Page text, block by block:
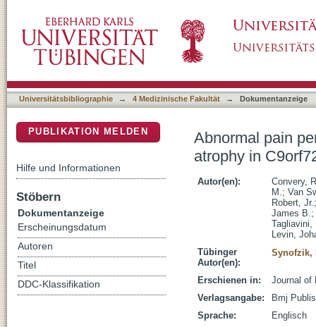
carriers in the GENFI cohort
Universitätsbibliographie → 4 Medizinische Fakultät → Dokumentanzeige
Abnormal pain
atrophy in
Autor(en):
Convery,
M.; Van
Robert, Jr.
James B.;
Tagliavini,
Levin,
Tübinger
Autor(en):
Synofzik,
Erschienen in:
Journal of
Verlagsangabe:
Bmj
Sprache:
Englisch
PUBLIKATION MELDEN
Hilfe und Informationen
Stöbern
Dokumentanzeige
Erscheinungsdatum
Autoren
Titel
DDC-Klassifikation